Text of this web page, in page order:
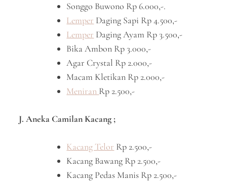
Songgo Buwono Rp 6.000,-.
Lemper Daging Sapi Rp 4.500,-
Lemper Daging Ayam Rp 3.500,-
Bika Ambon Rp 3.000,-
Agar Crystal Rp 2.000,-
Macam Kletikan Rp 2.000,-
Meniran Rp 2.500,-
J. Aneka Camilan Kacang ;
Kacang Telor Rp 2.500,-
Kacang Bawang Rp 2.500,-
Kacang Pedas Manis Rp 2.500,-